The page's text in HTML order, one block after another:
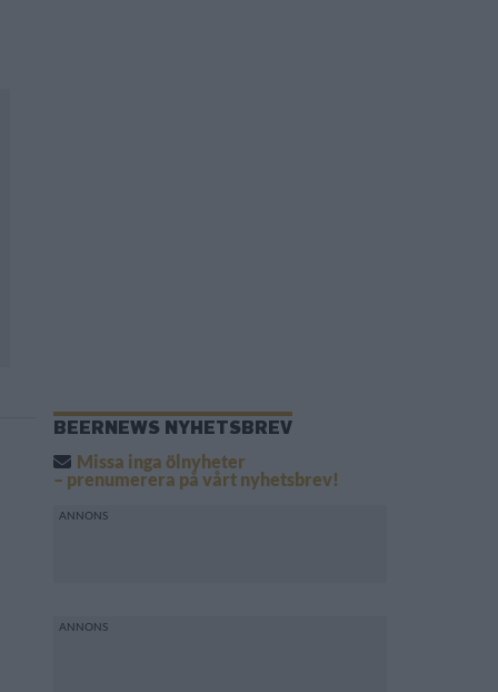
BEERNEWS NYHETSBREV
Missa inga ölnyheter
– prenumerera på vårt nyhetsbrev!